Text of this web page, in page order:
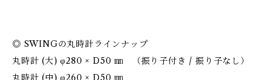
◎ SWINGの丸時計ラインナップ
丸時計 (大) φ280 × D50 ㎜ （振り子付き / 振り子なし）
丸時計 (中) φ260 × D50 ㎜